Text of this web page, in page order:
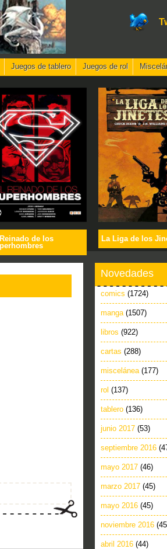
Juegos de tablero Juegos de rol
de los
La Liga de los
Novedades
comics (1724)
manga (1507)
libros (922)
cartas (288)
miscelánea (177)
rol (137)
tablero (136)
junio 2017 (53)
septiembre 2016
mayo 2017 (46)
marzo 2017 (45)
mayo 2016 (45)
noviembre 2016
abril 2016 (44)